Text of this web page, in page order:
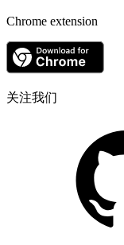
Chrome extension
关注我们